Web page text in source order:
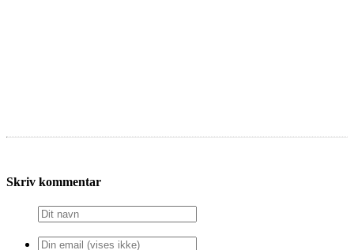
Skriv kommentar